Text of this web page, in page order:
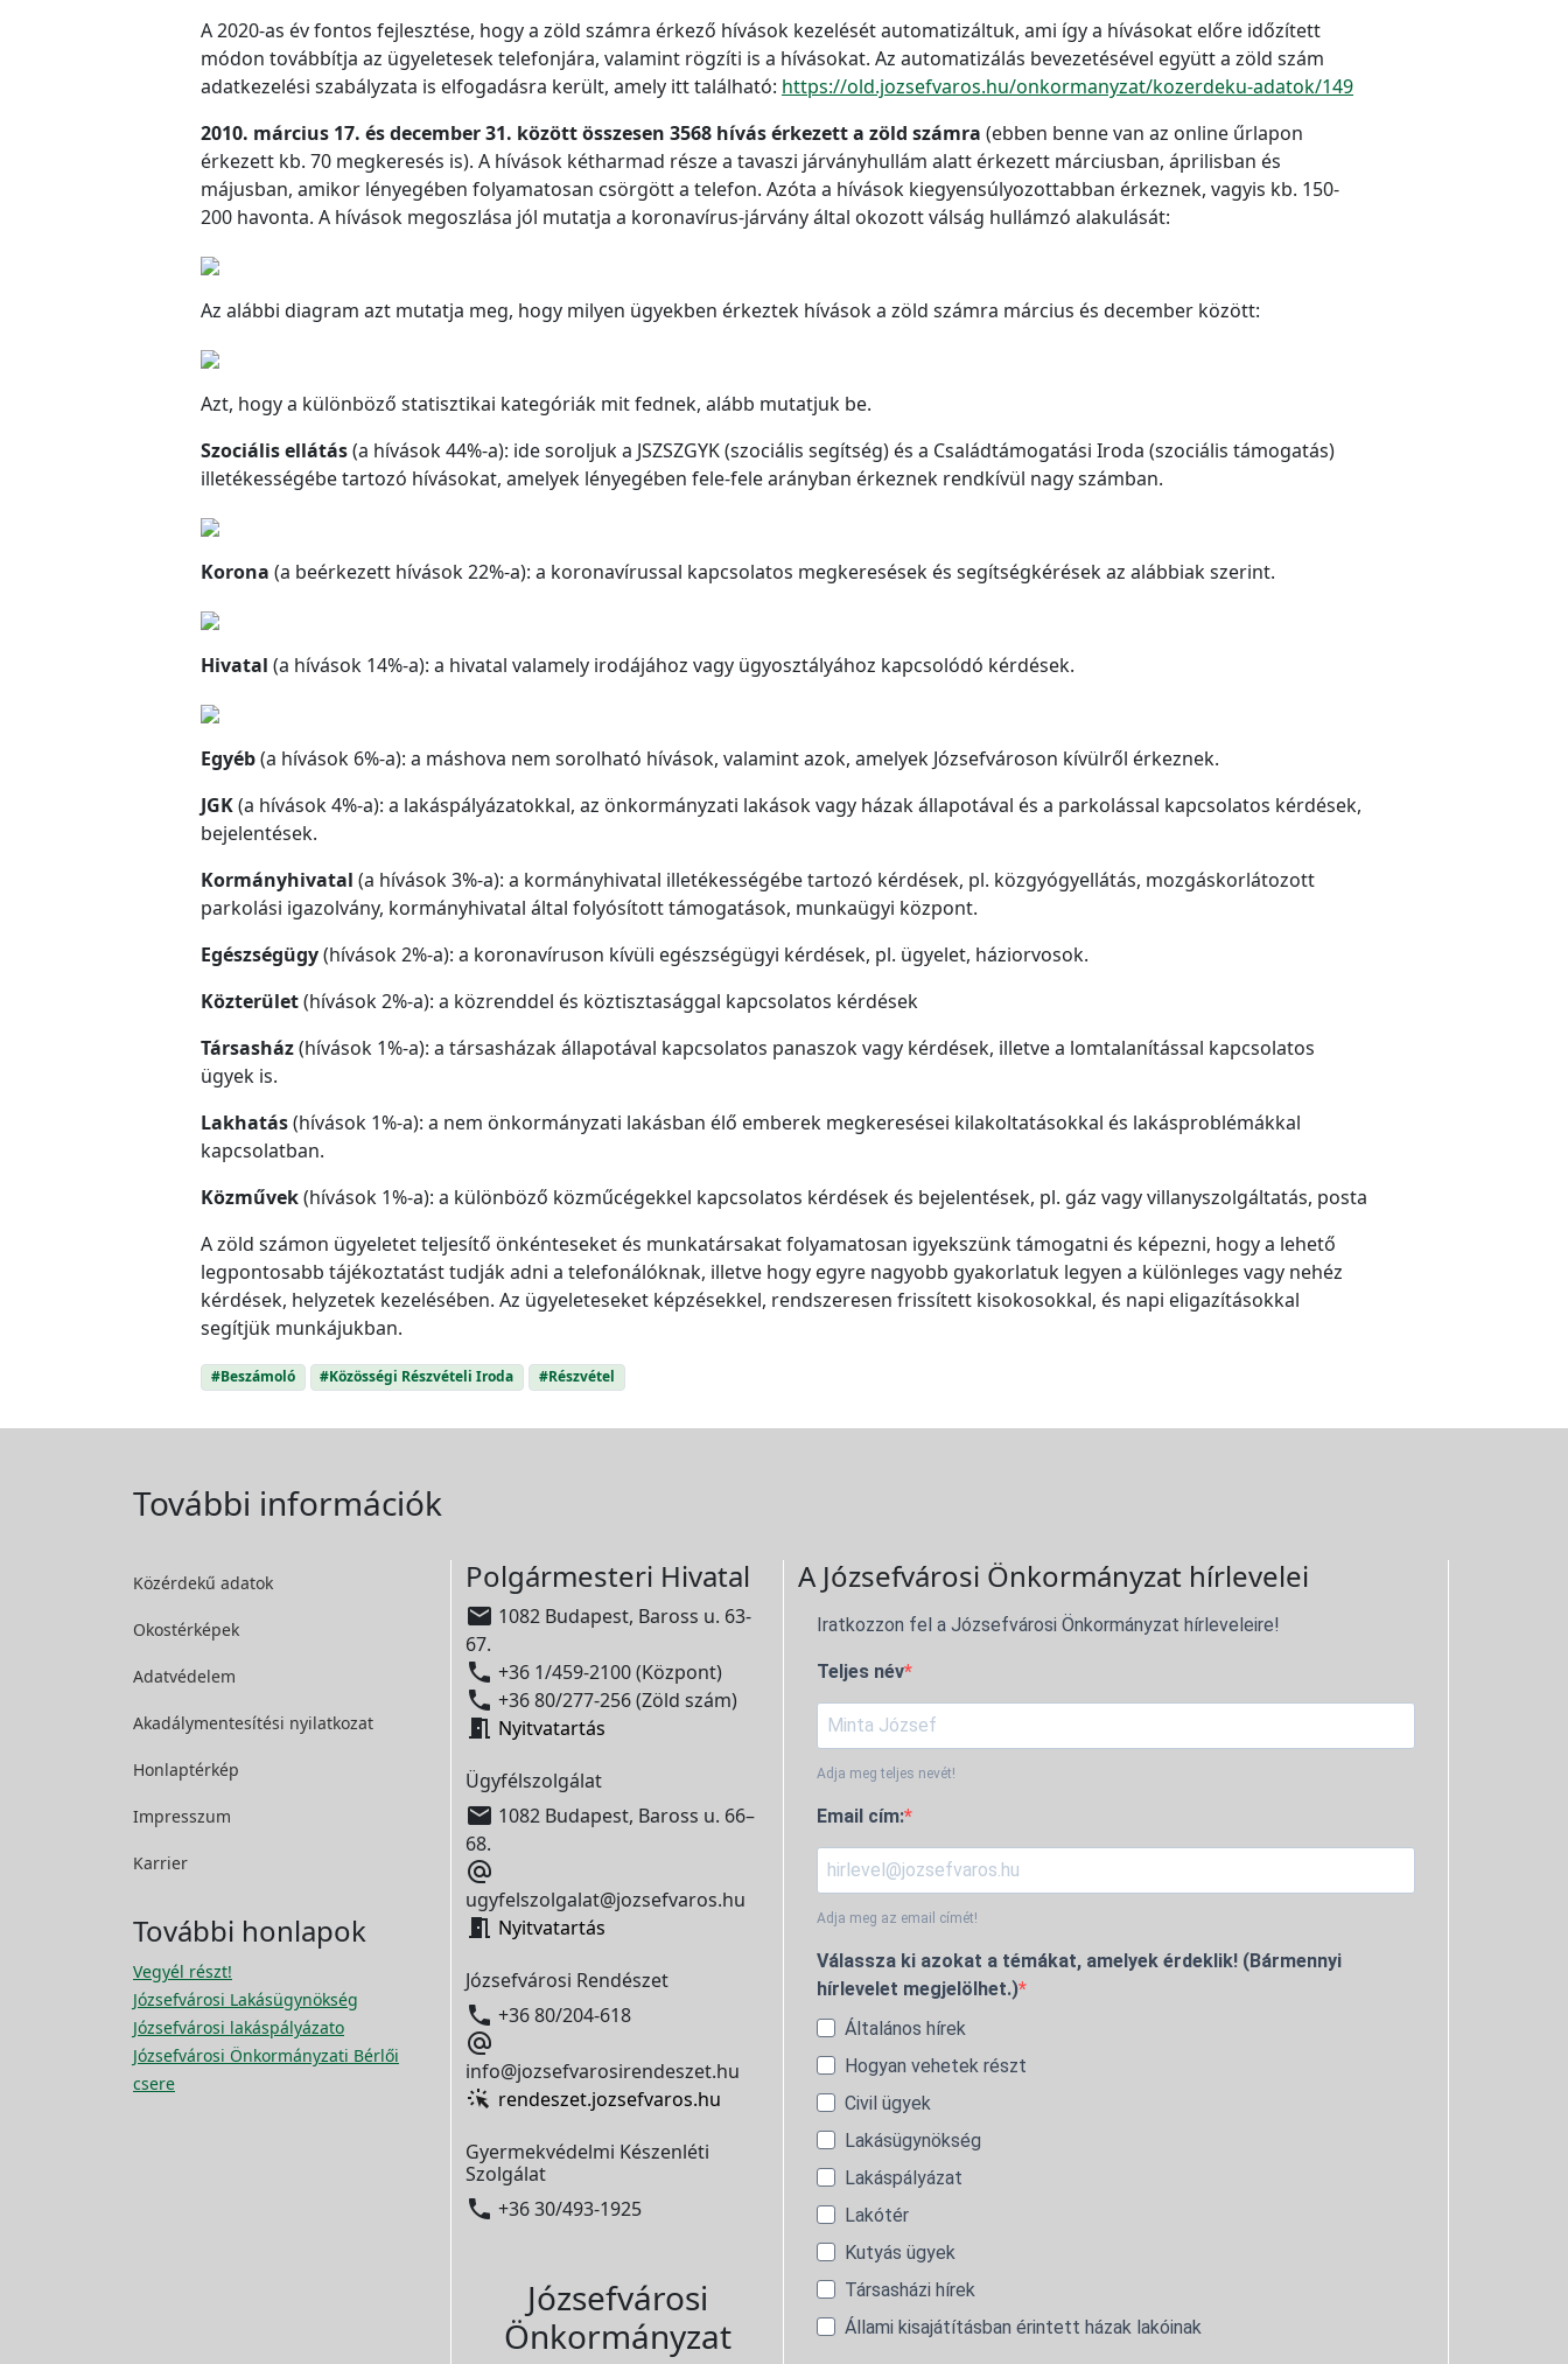
A 2020-as év fontos fejlesztése, hogy a zöld számra érkező hívások kezelését automatizáltuk, ami így a hívásokat előre időzített
módon továbbítja az ügyeletesek telefonjára, valamint rögzíti is a hívásokat. Az automatizálás bevezetésével együtt a zöld szám
adatkezelési szabályzata is elfogadásra került, amely itt található: https://old.jozsefvaros.hu/onkormanyzat/kozerdeku-adatok/149
2010. március 17. és december 31. között összesen 3568 hívás érkezett a zöld számra (ebben benne van az online űrlapon
érkezett kb. 70 megkeresés is). A hívások kétharmad része a tavaszi járványhullám alatt érkezett márciusban, áprilisban és
májusban, amikor lényegében folyamatosan csörgött a telefon. Azóta a hívások kiegyensúlyozottabban érkeznek, vagyis kb. 150-
200 havonta. A hívások megoszlása jól mutatja a koronavírus-járvány által okozott válság hullámzó alakulását:
Az alábbi diagram azt mutatja meg, hogy milyen ügyekben érkeztek hívások a zöld számra március és december között:
Azt, hogy a különböző statisztikai kategóriák mit fednek, alább mutatjuk be.
Szociális ellátás(a hívások 44%-a): ide soroljuk a JSZSZGYK (szociális segítség) és a Családtámogatási Iroda (szociális támogatás)
illetékességébe tartozó hívásokat, amelyek lényegében fele-fele arányban érkeznek rendkívül nagy számban.
Korona (a beérkezett hívások 22%-a): a koronavírussal kapcsolatos megkeresések és segítségkérések az alábbiak szerint.
Hivatal (a hívások 14%-a): a hivatal valamely irodájához vagy ügyosztályához kapcsolódó kérdések.
Egyéb(a hívások 6%-a): a máshova nem sorolható hívások, valamint azok, amelyek Józsefvároson kívülről érkeznek.
JGK(a hívások 4%-a): a lakáspályázatokkal, az önkormányzati lakások vagy házak állapotával és a parkolással kapcsolatos kérdések,
bejelentések.
Kormányhivatal (a hívások 3%-a): a kormányhivatal illetékességébe tartozó kérdések, pl. közgyógyellátás, mozgáskorlátozott
parkolási igazolvány, kormányhivatal által folyósított támogatások, munkaügyi központ.
Egészségügy(hívások 2%-a): a koronavíruson kívüli egészségügyi kérdések, pl. ügyelet, háziorvosok.
Közterület(hívások 2%-a): a közrenddel és köztisztasággal kapcsolatos kérdések
Társasház(hívások 1%-a): a társasházak állapotával kapcsolatos panaszok vagy kérdések, illetve a lomtalanítással kapcsolatos
ügyek is.
Lakhatás(hívások 1%-a): a nem önkormányzati lakásban élő emberek megkeresései kilakoltatásokkal és lakásproblémákkal
kapcsolatban.
Közművek(hívások 1%-a): a különböző közműcégekkel kapcsolatos kérdések és bejelentések, pl. gáz vagy villanyszolgáltatás, posta
A zöld számon ügyeletet teljesítő önkénteseket és munkatársakat folyamatosan igyekszünk támogatni és képezni, hogy a lehető
legpontosabb tájékoztatást tudják adni a telefonálóknak, illetve hogy egyre nagyobb gyakorlatuk legyen a különleges vagy nehéz
kérdések, helyzetek kezelésében. Az ügyeleteseket képzésekkel, rendszeresen frissített kisokosokkal, és napi eligazításokkal
segítjük munkájukban.
#Beszámoló #Közösségi Részvételi Iroda #Részvétel
További információk
Közérdekű adatok
Okostérképek
Adatvédelem
Akadálymentesítési nyilatkozat
Honlaptérkép
Impresszum
Karrier
További honlapok
Vegyél részt!
Józsefvárosi Lakásügynökség
Józsefvárosi lakáspályázato
Józsefvárosi Önkormányzati Bérlői
csere
Polgármesteri Hivatal
 1082 Budapest, Baross u. 63-
67.
 +36 1/459-2100 (Központ)
 +36 80/277-256 (Zöld szám)
 Nyitvatartás
Ügyfélszolgálat
 1082 Budapest, Baross u. 66–
68.

ugyfelszolgalat@jozsefvaros.hu
 Nyitvatartás
Józsefvárosi Rendészet
 +36 80/204-618

info@jozsefvarosirendeszet.hu
rendeszet.jozsefvaros.hu
Gyermekvédelmi Készenléti
Szolgálat
 +36 30/493-1925
Józsefvárosi
Önkormányzat
A Józsefvárosi Önkormányzat hírlevelei
Iratkozzon fel a Józsefvárosi Önkormányzat hírleveleire!
Teljes név
Adja meg teljes nevét!
Email cím:
Adja meg az email címét!
Válassza ki azokat a témákat, amelyek érdeklik! (Bármennyi
hírlevelet megjelölhet.)
Általános hírek
Hogyan vehetek részt
Civil ügyek
Lakásügynökség
Lakáspályázat
Lakótér
Kutyás ügyek
Társasházi hírek
Állami kisajátításban érintett házak lakóinak